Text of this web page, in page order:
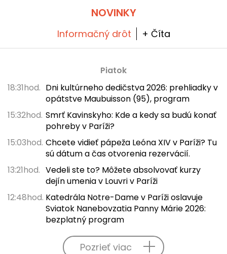
NOVINKY
Informačný drôt + Číta
Piatok
18:31hod. Dni kultúrneho dedičstva 2026: prehliadky v
opátstve Maubuisson (95), program
15:32hod. Smrť Kavinskyho: Kde a kedy sa budú konať
pohreby v Paríži?
15:03hod. Chcete vidieť pápeža Leóna XIV v Paríži? Tu
sú dátum a čas otvorenia rezervácií.
13:21hod. Vedeli ste to? Môžete absolvovať kurzy
dejín umenia v Louvri v Paríži
12:48hod. Katedrála Notre-Dame v Paríži oslavuje
Sviatok Nanebovzatia Panny Márie 2026:
bezplatný program
Pozrieť viac